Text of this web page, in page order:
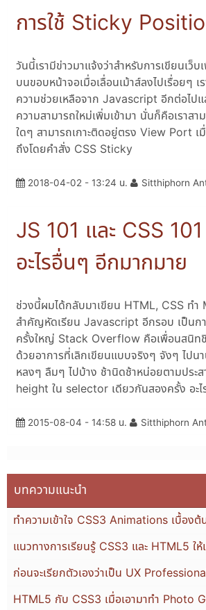
การใช้ Sticky
วันนี้เรามีข่าวมาแจ้งว่าสำหรับการเขียนเว็
บนขอบหน้าจอเมื่อเลื่อนเม้าส์ลงไปเรื่อยๆ เ
ความช่วยเหลือจาก Javascript อีกต่อไปแ
ความสามารถใหม่เพิ่มเข้ามา นั่นก็คือเราส
ใดๆ สามารถเกาะติดอยู่ตรง View Port เมื่
ถึงโดยคำสั่ง CSS Sticky
2018-04-02 - 13:24 น.
Sitthiphorn
JS 101 และ CSS
อะไรอื่นๆ อีกมากมาย
ช่วงนี้ผมได้กลับมาเขียน HTML, CSS ทำ
สำคัญหัดเรียน Javascript อีกรอบ เป็นก
ครั้งใหญ่ Stack Overflow คือเพื่อนสนิทชิ
ด้วยอาการที่เลิกเขียนแบบจริงๆ จังๆ ไปน
หลงๆ ลืมๆ ไปบ้าง ช้านิดช้าหน่อยตามประ
height ใน selector เดียวกันสองครั้ง อะ
2015-08-04 - 14:58 น.
Sitthiphorn
บทความแนะนำ
ทำความเข้าใจ CSS3 Animations เบื้องต้
แนวทางการเรียนรู้ CSS3 และ HTML5 ให้
ก่อนจะเรียกตัวเองว่าเป็น UX
HTML5 กับ CSS3 เมื่อเอามาทำ Photo